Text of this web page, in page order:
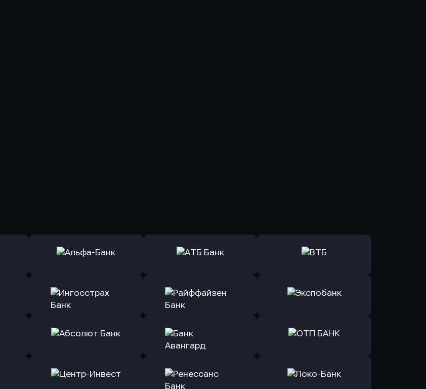
Оправить заявку
в Альфа-Банк
Оправить заявку
в АТБ Банк
Оправить заявку
Оправить заявку
Оправить заявку
в Райффайзен Банк
Оправить заявку
Оправить заявку
Оправить заявку
в Банк Авангард
Оправить заявку